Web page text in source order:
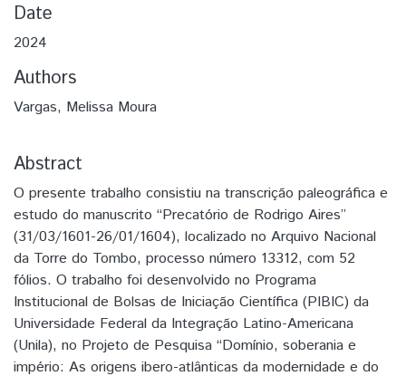
Date
2024
Authors
Vargas, Melissa Moura
Abstract
O presente trabalho consistiu na transcrição paleográfica e
estudo do manuscrito “Precatório de Rodrigo Aires”
(31/03/1601-26/01/1604), localizado no Arquivo Nacional
da Torre do Tombo, processo número 13312, com 52
fólios. O trabalho foi desenvolvido no Programa
Institucional de Bolsas de Iniciação Científica (PIBIC) da
Universidade Federal da Integração Latino-Americana
(Unila), no Projeto de Pesquisa “Domínio, soberania e
império: As origens ibero-atlânticas da modernidade e do